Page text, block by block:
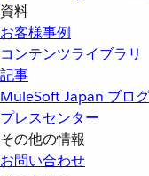
資料
お客様事例
コンテンツライブラリ
記事
MuleSoft Japan ブログ
プレスセンター
その他の情報
お問い合わせ